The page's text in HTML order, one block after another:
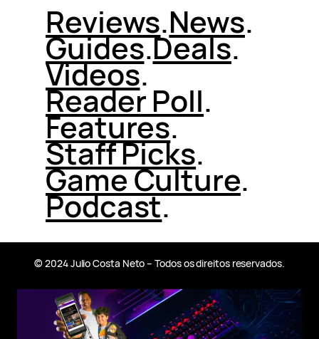
Reviews.News.
Guides.Deals.
Videos.
Reader Poll.
Features.
Staff Picks.
Game Culture.
Podcast.
© 2024 Julio Costa Neto – Todos os direitos reservados.